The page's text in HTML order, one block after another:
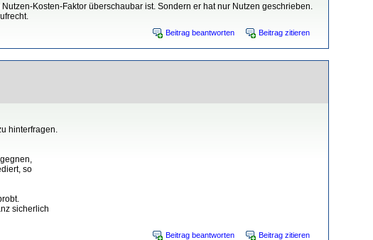
Kosten-Faktor überschaubar ist. Sondern er hat nur Nutzen geschrieben.
Beitrag beantworten Beitrag zitieren
hinterfragen.
so
sicherlich
Beitrag beantworten Beitrag zitieren